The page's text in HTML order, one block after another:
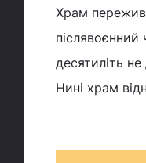
Храм пережив
післявоєнний
десятиліть не
Нині храм